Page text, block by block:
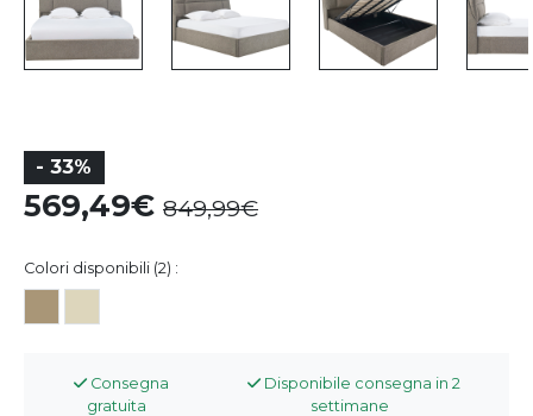
- 33%
569,49 849,99
Colori disponibili (2) :
Consegna
gratuita
Disponibile consegna in 2
settimane